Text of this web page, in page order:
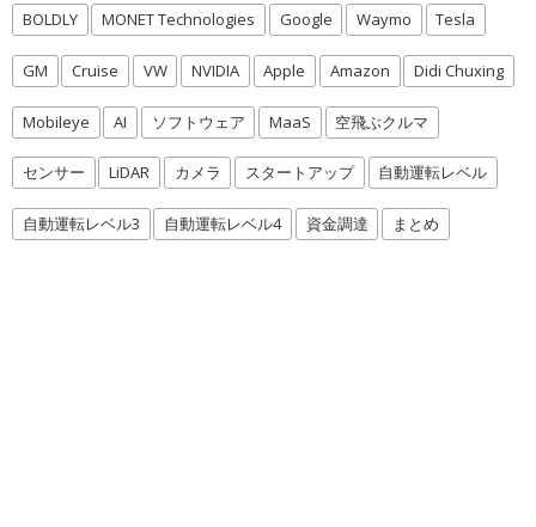
BOLDLY MONET Technologies Google Waymo Tesla
GM Cruise VW NVIDIA Apple Amazon Didi Chuxing
Mobileye AI ソフトウェア MaaS 空飛ぶクルマ
センサー LiDAR カメラ スタートアップ 自動運転レベル
自動運転レベル3 自動運転レベル4 資金調達 まとめ